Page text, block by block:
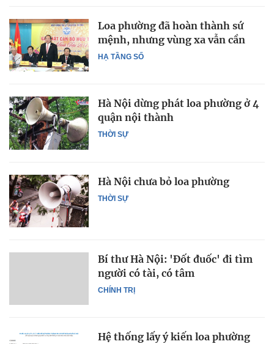
HẠ TẦNG SỐ
Loa phường đã hoàn thành sứ
mệnh, nhưng vùng xa vẫn cần
THỜI SỰ
Hà Nội dừng phát loa phường ở 4
quận nội thành
THỜI SỰ
Hà Nội chưa bỏ loa phường
CHÍNH TRỊ
Bí thư Hà Nội: 'Đốt đuốc' đi tìm
người có tài, có tâm
Hệ thống lấy ý kiến loa phường